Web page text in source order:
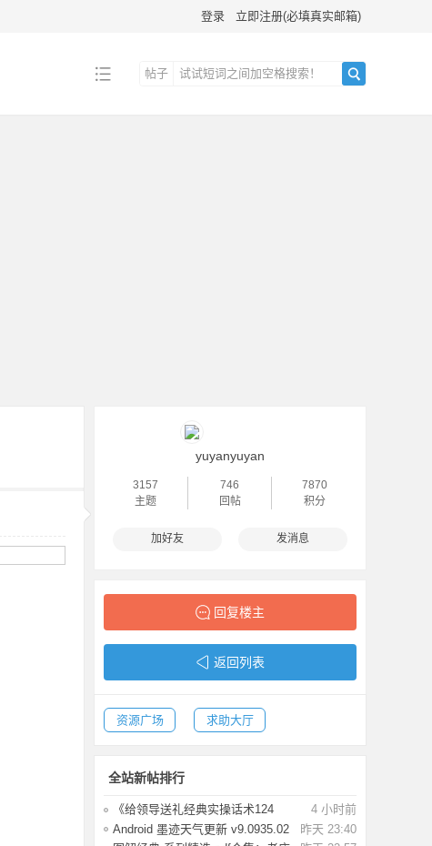
登录 立即注册(必填真实邮箱)
帖子
yuyanyuyan
3157
主题
746
回帖
7870
积分
加好友 发消息
回复楼主
返回列表
资源广场 求助大厅
全站新帖排行
4 小时前
《给领导送礼经典实操话术124
条》：不踩红
昨天 23:40
Android 墨迹天气更新 v9.0935.02